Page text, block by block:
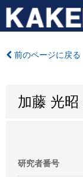
前のページに戻る
加藤 光昭
研究者番号